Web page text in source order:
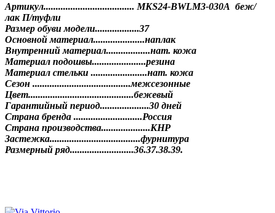
Артикул..................................... MKS24-BWLM3-030A беж/
лак П/туфли
Размер обуви модели..................37
Основной материал.....................наплак
Внутренний материал..................нат. кожа
Материал подошвы......................резина
Материал стельки .......................нат. кожа
Сезон ........................................межсезонные
Цвет...........................................бежевый
Гарантийный период....................30 дней
Страна бренда ............................Россия
Страна производства....................КНР
Застежка.....................................фурнитура
Размерный ряд..........................36.37.38.39.